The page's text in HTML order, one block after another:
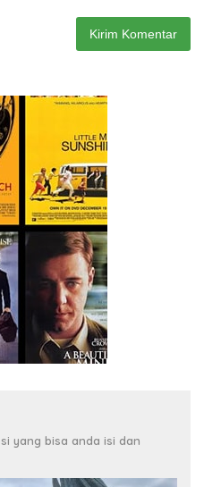
yang bisa anda isi dan